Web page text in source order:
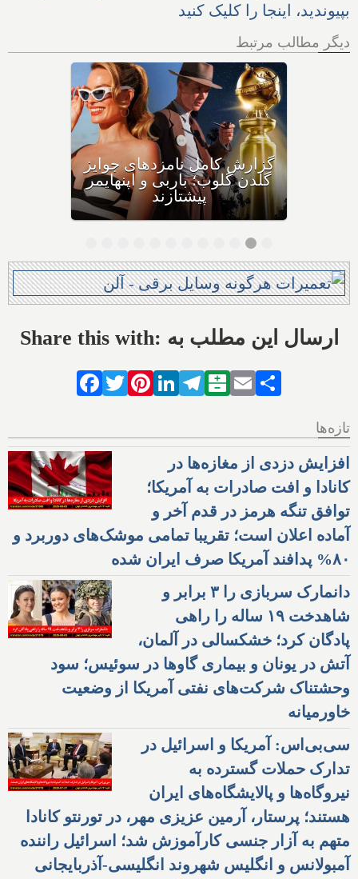
بپیوندید، اینجا را کلیک کنید
دیگر مطالب مرتبط
فیلم سینمایی نسخه پرشین
بیش از صد دقیقه تماشاگرانش
را با خنده و گریه و خاطره‌ای
زیبا بدرقه می‌کند
Share this with: ارسال این مطلب به
Facebook
TwitterPinterestLinkedIn
Telegram
Balatarin
Email
تازه‌ها
افزایش دزدی از مغازه‌ها در
کانادا و افت صادرات به آمریکا؛
توافق تنگه هرمز در قدم آخر و
آماده اعلان است؛ تقریبا تمامی موشک‌های دوربرد و
۸۰% پدافند آمریکا صرف ایران شده
دانمارک سربازی را ۳ برابر و
شاهدخت ۱۹ ساله را راهی
پادگان کرد؛ خشکسالی در آلمان،
آتش در یونان و بیماری گاوها در سوئیس؛ سود
وحشتناک شرکت‌های نفتی آمریکا از وضعیت
خاورمیانه
سی‌بی‌اس: آمریکا و اسرائیل در
تدارک حملات گسترده به
نیروگاه‌ها و پالایشگاه‌های ایران
هستند؛ پرستار، آرمین عزیزی مهر، در تورنتو کانادا
متهم به آزار جنسی کارآموزش شد؛ اسرائیل راننده
آمبولانس و انگلیس شهروند انگلیسی-آذربایجانی